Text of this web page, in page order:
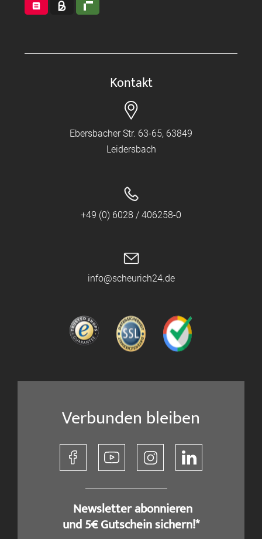
Kontakt
Ebersbacher Str. 63-65, 63849
Leidersbach
+49 (0) 6028 / 406258-0
info@scheurich24.de
Verbunden bleiben
​ Newsletter abonnieren
und 5€ Gutschein sichern!*